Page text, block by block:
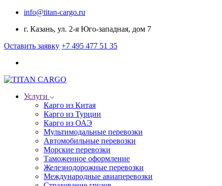
info@titan-cargo.ru
г. Казань, ул. 2-я Юго-западная, дом 7
Оставить заявку +7 495 477 51 35
Услуги
Карго из Китая
Карго из Турции
Карго из ОАЭ
Мультимодальные перевозки
Автомобильные перевозки
Морские перевозки
Таможенное оформление
Железнодорожные перевозки
Международные авиаперевозки